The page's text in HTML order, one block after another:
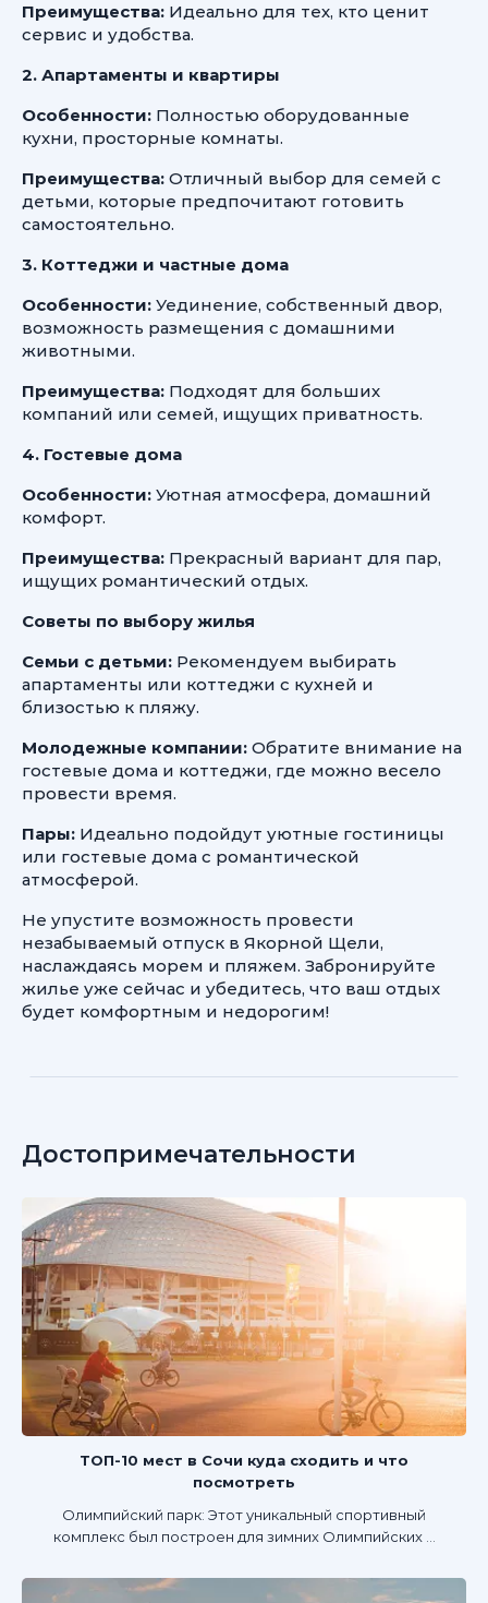
Преимущества: Идеально для тех, кто ценит
сервис и удобства.
2. Апартаменты и квартиры
Особенности: Полностью оборудованные
кухни, просторные комнаты.
Преимущества: Отличный выбор для семей с
детьми, которые предпочитают готовить
самостоятельно.
3. Коттеджи и частные дома
Особенности: Уединение, собственный двор,
возможность размещения с домашними
животными.
Преимущества: Подходят для больших
компаний или семей, ищущих приватность.
4. Гостевые дома
Особенности: Уютная атмосфера, домашний
комфорт.
Преимущества: Прекрасный вариант для пар,
ищущих романтический отдых.
Советы по выбору жилья
Семьи с детьми: Рекомендуем выбирать
апартаменты или коттеджи с кухней и
близостью к пляжу.
Молодежные компании: Обратите внимание на
гостевые дома и коттеджи, где можно весело
провести время.
Пары: Идеально подойдут уютные гостиницы
или гостевые дома с романтической
атмосферой.
Не упустите возможность провести
незабываемый отпуск в Якорной Щели,
наслаждаясь морем и пляжем. Забронируйте
жилье уже сейчас и убедитесь, что ваш отдых
будет комфортным и недорогим!
Достопримечательности
ТОП-10 мест в Сочи куда сходить и что
посмотреть
Олимпийский парк: Этот уникальный спортивный
комплекс был построен для зимних Олимпийских ...